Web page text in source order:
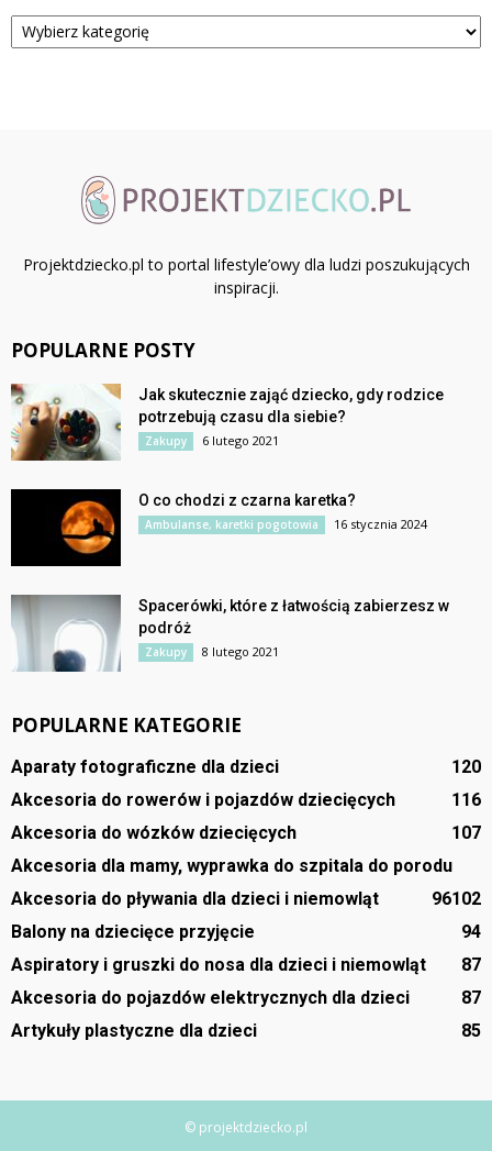
Kategorie
Projektdziecko.pl to portal lifestyle’owy dla ludzi poszukujących
inspiracji.
POPULARNE POSTY
Jak skutecznie zająć dziecko, gdy rodzice
potrzebują czasu dla siebie?
Zakupy 6 lutego 2021
O co chodzi z czarna karetka?
Ambulanse, karetki pogotowia 16 stycznia 2024
Spacerówki, które z łatwością zabierzesz w
podróż
Zakupy 8 lutego 2021
POPULARNE KATEGORIE
Aparaty fotograficzne dla dzieci
120
Akcesoria do rowerów i pojazdów dziecięcych
116
Akcesoria do wózków dziecięcych
107
Akcesoria dla mamy, wyprawka do szpitala do porodu
102
Akcesoria do pływania dla dzieci i niemowląt
96
Balony na dziecięce przyjęcie
94
Aspiratory i gruszki do nosa dla dzieci i niemowląt
87
Akcesoria do pojazdów elektrycznych dla dzieci
87
Artykuły plastyczne dla dzieci
85
© projektdziecko.pl